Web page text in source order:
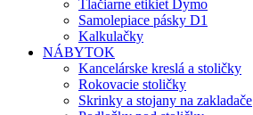
Tlačiarne etikiet Dymo
Samolepiace pásky D1
Kalkulačky
NÁBYTOK
Kancelárske kreslá a stoličky
Rokovacie stoličky
Skrinky a stojany na zakladače